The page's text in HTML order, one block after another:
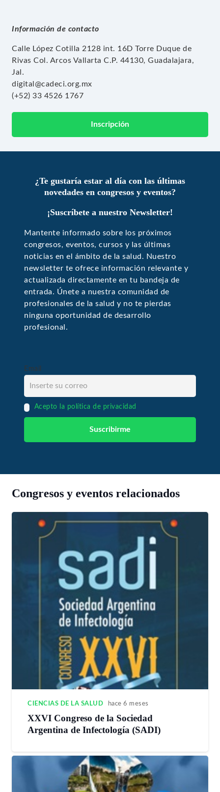
Información de contacto
Calle López Cotilla 2128 int. 16D Torre Duque de
Rivas Col. Arcos Vallarta C.P. 44130, Guadalajara,
Jal.
digital@cadeci.org.mx
(+52) 33 4526 1767
Inscripción
¿Te gustaría estar al día con las últimas
novedades en congresos y eventos?
¡Suscríbete a nuestro Newsletter!
Mantente informado sobre los próximos
congresos, eventos, cursos y las últimas
noticias en el ámbito de la salud. Nuestro
newsletter te ofrece información relevante y
actualizada directamente en tu bandeja de
entrada. Únete a nuestra comunidad de
profesionales de la salud y no te pierdas
ninguna oportunidad de desarrollo
profesional.
Email
Acepto la política de privacidad
Congresos y eventos relacionados
CIENCIAS DE LA SALUD hace 6 meses
XXVI Congreso de la Sociedad
Argentina de Infectología (SADI)